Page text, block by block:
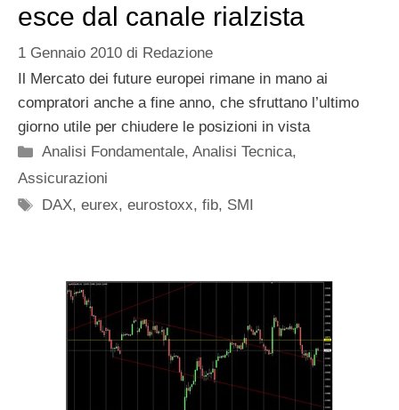
esce dal canale rialzista
1 Gennaio 2010 di Redazione
Il Mercato dei future europei rimane in mano ai
compratori anche a fine anno, che sfruttano l’ultimo
giorno utile per chiudere le posizioni in vista
Categorie
Analisi Fondamentale,Analisi Tecnica,
Assicurazioni
Tag
DAX,eurex,eurostoxx,fib, SMI